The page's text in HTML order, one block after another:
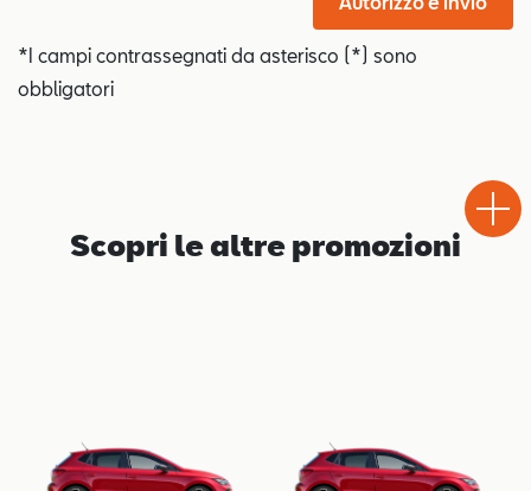
*I campi contrassegnati da asterisco (*) sono
obbligatori
Scopri le altre promozioni
Drive
Chiama